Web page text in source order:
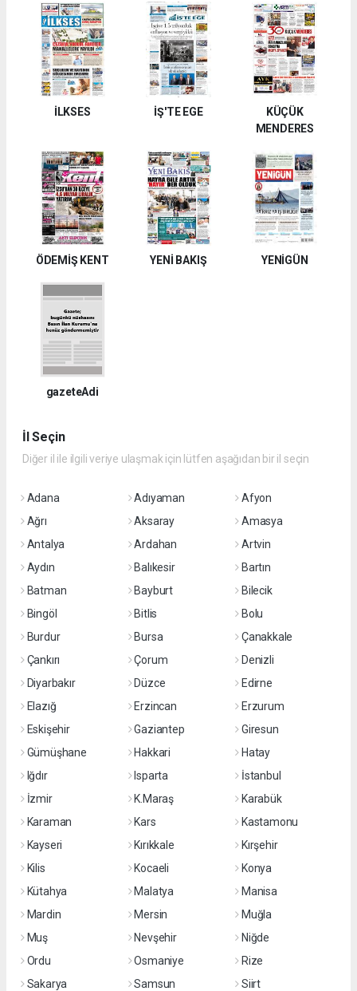
İLKSES İŞ'TE EGE
KÜÇÜK
MENDERES
ÖDEMİŞ KENT YENİ BAKIŞ YENİGÜN
gazeteAdi
İl Seçin
Diğer il ile ilgili veriye ulaşmak için lütfen aşağıdan bir il seçin
Adana Adıyaman
Afyon
Ağrı
Aksaray
Amasya
Antalya
Ardahan
Artvin
Aydın
Balıkesir
Bartın
Batman
Bayburt
Bilecik
Bingöl
Bitlis
Bolu
Burdur
Bursa
Çanakkale
Çankırı
Çorum
Denizli
Diyarbakır
Düzce
Edirne
Elazığ
Erzincan
Erzurum
Eskişehir
Gaziantep
Giresun
Gümüşhane
Hakkari
Hatay
Iğdır
Isparta
İstanbul
İzmir
K.Maraş
Karabük
Karaman
Kars
Kastamonu
Kayseri
Kırıkkale
Kırşehir
Kilis
Kocaeli
Konya
Kütahya
Malatya
Manisa
Mardin
Mersin
Muğla
Muş
Nevşehir
Niğde
Ordu
Osmaniye
Rize
Sakarya
Samsun Siirt